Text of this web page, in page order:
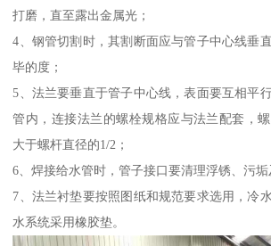
打磨，直至露出金属光；
4、钢管切割时，其割断面应与管子中心线垂
毕的度；
5、法兰要垂直于管子中心线，表面要互相平
管内，连接法兰的螺栓规格应与法兰配套，
大于螺杆直径的1/2；
6、焊接给水管时，管子接口要清理浮锈、污垢
7、法兰衬垫要按照图纸和规范要求选用，冷
水系统采用橡胶垫。